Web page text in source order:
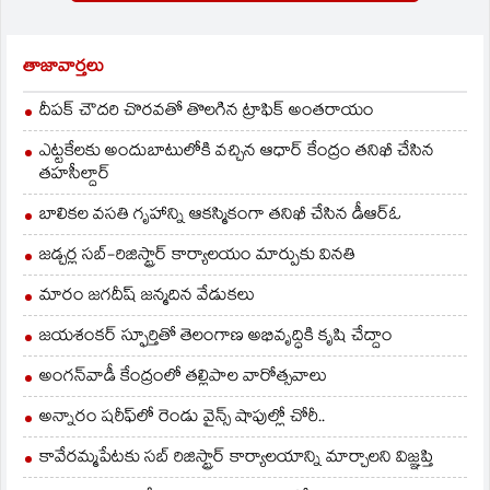
జిల్లాలో దాదాపు 9
సెంటీమీటర్ల వరకూ
వర్షపాతం నమోదైంది. ఈ
నెల 20, 21 తేదీల్లో…
తాజావార్తలు
దీపక్ చౌదరి చొరవతో తొలగిన ట్రాఫిక్‌ అంతరాయం
ఎట్టకేలకు అందుబాటులోకి వచ్చిన ఆధార్ కేంద్రం తనిఖీ చేసిన
తహసీల్దార్
బాలికల వసతి గృహాన్ని ఆకస్మికంగా తనిఖీ చేసిన డీఆర్ఓ
జడ్చర్ల సబ్-రిజిస్ట్రార్ కార్యాలయం మార్పుకు వినతి
మారం జగదీష్ జన్మదిన వేడుకలు
జయశంకర్ స్ఫూర్తితో తెలంగాణ అభివృద్ధికి కృషి చేద్దాం
అంగన్‌వాడీ కేంద్రంలో తల్లిపాల వారోత్సవాలు
అన్నారం షరీఫ్‌లో రెండు వైన్స్ షాపుల్లో చోరీ..
కావేరమ్మపేటకు సబ్ రిజిస్ట్రార్ కార్యాలయాన్ని మార్చాలని విజ్ఞప్తి